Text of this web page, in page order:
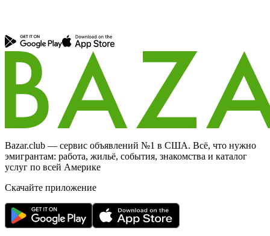
Bazar.club — сервис объявлений №1 в США. Всё, что нужно
эмигрантам: работа, жильё, события, знакомства и каталог
услуг по всей Америке
Скачайте приложение